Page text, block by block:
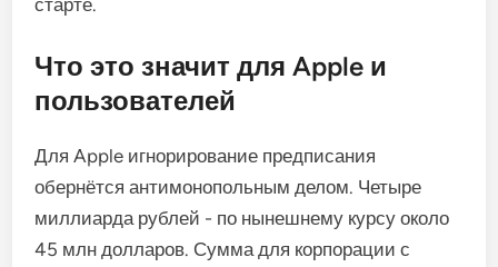
старте.
Что это значит для Apple и
пользователей
Для Apple игнорирование предписания
обернётся антимонопольным делом. Четыре
миллиарда рублей - по нынешнему курсу около
45 млн долларов. Сумма для корпорации с